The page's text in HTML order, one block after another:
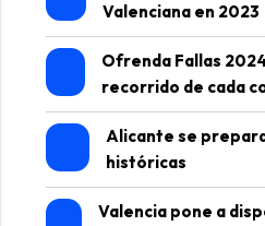
Valenciana en 2023
Ofrenda Fallas
recorrido de cada
Alicante se
históricas
Valencia pone a